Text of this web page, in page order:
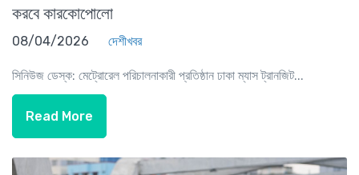
করবে কারকোপোলো
08/04/2026 দেশীখবর
সিনিউজ ডেস্ক: মেট্রোরেল পরিচালনাকারী প্রতিষ্ঠান ঢাকা ম্যাস ট্রানজিট...
Read More